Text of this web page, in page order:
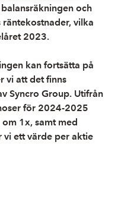
och
vilka
2023.
kan fortsätta på
vi att det finns
Syncro Group. Utifrån
för 2024-2025
1x, samt med
vi ett värde per aktie